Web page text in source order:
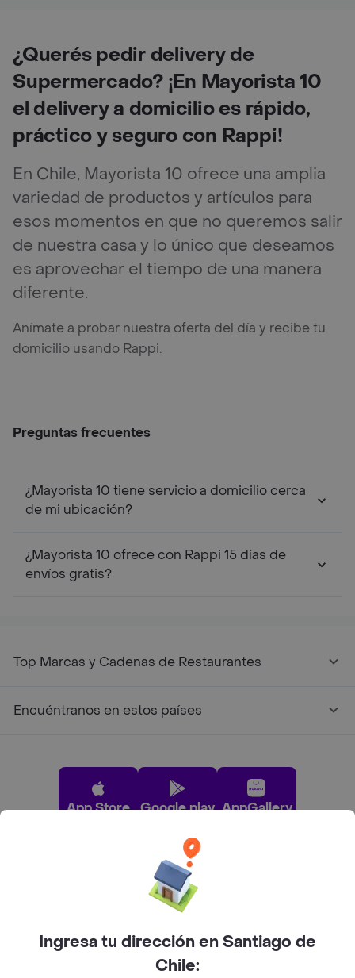
¿Querés pedir delivery de
Supermercado? ¡En Mayorista 10
el delivery a domicilio es rápido,
práctico y seguro con Rappi!
En Chile, Mayorista 10 ofrece una amplia
variedad de productos y artículos para
esos momentos en que no queremos salir
de nuestra casa y lo único que deseamos
es aprovechar el tiempo de una manera
diferente.
Anímate a probar nuestra oferta del día y recibe tu
domicilio usando Rappi.
Preguntas frecuentes
¿Mayorista 10 tiene servicio a domicilio cerca
de mi ubicación?
¿Mayorista 10 ofrece con Rappi 15 días de
envíos gratis?
Top Marcas y Cadenas de Restaurantes
Encuéntranos en estos países
App Store Google play AppGallery
Pide tu comida favorita cerca de ti
Categorías
Ingresa tu dirección en Santiago de
Chile: